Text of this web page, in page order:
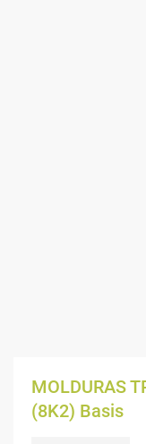
MOLDURAS
(8K2) Basis